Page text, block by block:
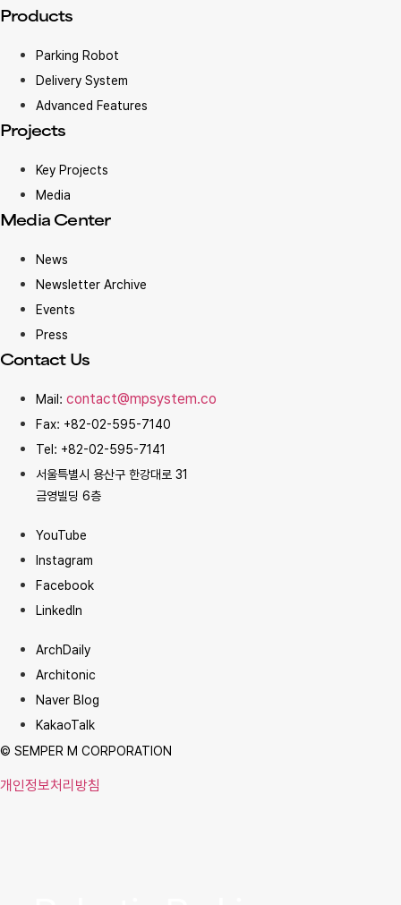
Products
Parking Robot
Delivery System
Advanced Features
Projects
Key Projects
Media
Media Center
News
Newsletter Archive
Events
Press
Contact Us
Mail: contact@mpsystem.co
Fax: +82-02-595-7140
Tel: +82-02-595-7141
서울특별시 용산구 한강대로 31
금영빌딩 6층
YouTube
Instagram
Facebook
LinkedIn
ArchDaily
Architonic
Naver Blog
KakaoTalk
© SEMPER M CORPORATION
개인정보처리방침